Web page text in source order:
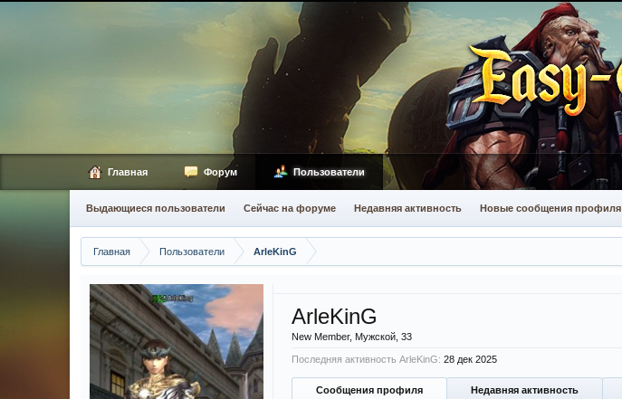
Главная Пользователи ArleKinG
ArleKinG
New Member, Мужской, 33
Последняя активность ArleKinG: 28 дек 2025
Сообщения профиля Недавняя активность
Главная Форум Пользователи
Выдающиеся пользователи Сейчас на форуме Недавняя активность Новые сообщения профиля